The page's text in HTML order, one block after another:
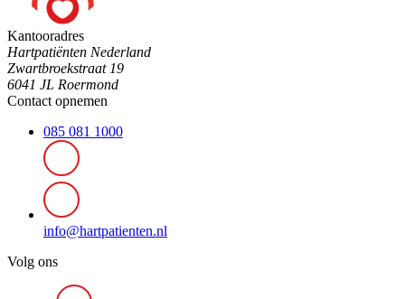
Kantooradres
Hartpatiënten Nederland
Zwartbroekstraat 19
6041 JL Roermond
Contact opnemen
085 081 1000
info@hartpatienten.nl
Volg ons